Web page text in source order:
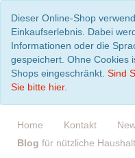
Dieser Online-Shop
Einkaufserlebnis. Dabei
Informationen oder die
gespeichert. Ohne Cookies
Shops eingeschränkt. Sind
Sie bitte hier.
Home Kontakt
Blog für nützliche